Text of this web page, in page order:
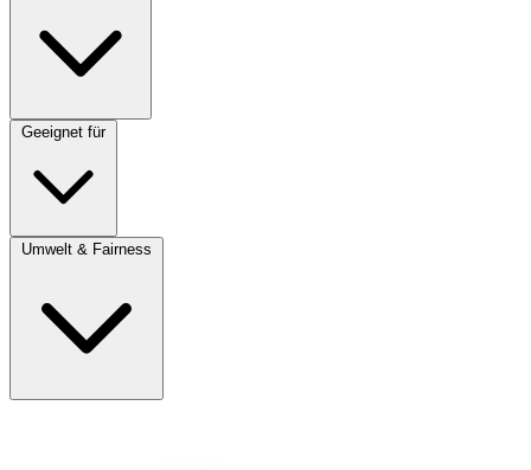
Geeignet für
Umwelt & Fairness